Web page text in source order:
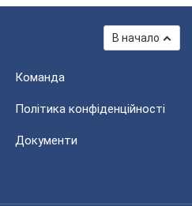
В начало
Команда
Політика конфіденційності
Документи